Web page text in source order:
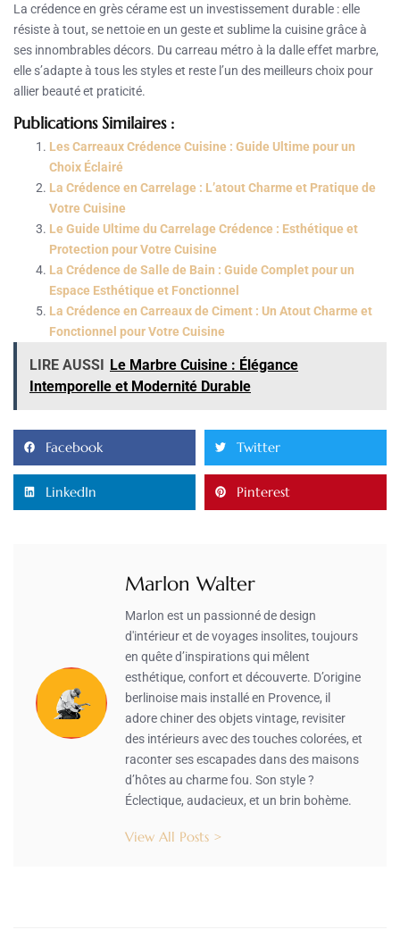
La crédence en grès cérame est un investissement durable : elle
résiste à tout, se nettoie en un geste et sublime la cuisine grâce à
ses innombrables décors. Du carreau métro à la dalle effet marbre,
elle s’adapte à tous les styles et reste l’un des meilleurs choix pour
allier beauté et praticité.
Publications Similaires :
Les Carreaux Crédence Cuisine : Guide Ultime pour un
Choix Éclairé
La Crédence en Carrelage : L’atout Charme et Pratique de
Votre Cuisine
Le Guide Ultime du Carrelage Crédence : Esthétique et
Protection pour Votre Cuisine
La Crédence de Salle de Bain : Guide Complet pour un
Espace Esthétique et Fonctionnel
La Crédence en Carreaux de Ciment : Un Atout Charme et
Fonctionnel pour Votre Cuisine
LIRE AUSSI Le Marbre Cuisine : Élégance
Intemporelle et Modernité Durable
Facebook Twitter
LinkedIn Pinterest
Marlon Walter
Marlon est un passionné de design
d'intérieur et de voyages insolites, toujours
en quête d’inspirations qui mêlent
esthétique, confort et découverte. D’origine
berlinoise mais installé en Provence, il
adore chiner des objets vintage, revisiter
des intérieurs avec des touches colorées, et
raconter ses escapades dans des maisons
d’hôtes au charme fou. Son style ?
Éclectique, audacieux, et un brin bohème.
View All Posts >